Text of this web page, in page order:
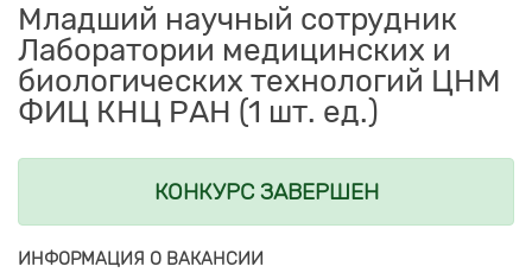
Младший научный сотрудник
Лаборатории медицинских и
биологических технологий ЦНМ
ФИЦ КНЦ РАН (1 шт. ед.)
КОНКУРС ЗАВЕРШЕН
ИНФОРМАЦИЯ О ВАКАНСИИ